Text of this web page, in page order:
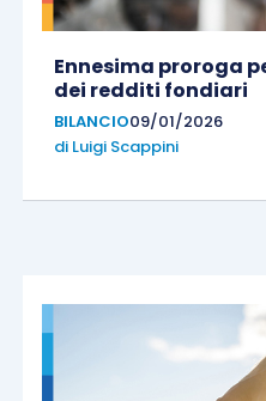
Ennesima proroga
dei redditi fondiari
BILANCIO09/01/2026
di Luigi Scappini